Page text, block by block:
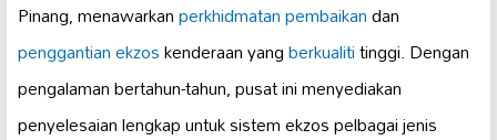
Pinang, menawarkanperkhidmatan pembaikandan
penggantian ekzoskenderaan yangberkualititinggi. Dengan
pengalaman bertahun-tahun, pusat ini menyediakan
penyelesaian lengkap untuk sistem ekzos pelbagai jenis